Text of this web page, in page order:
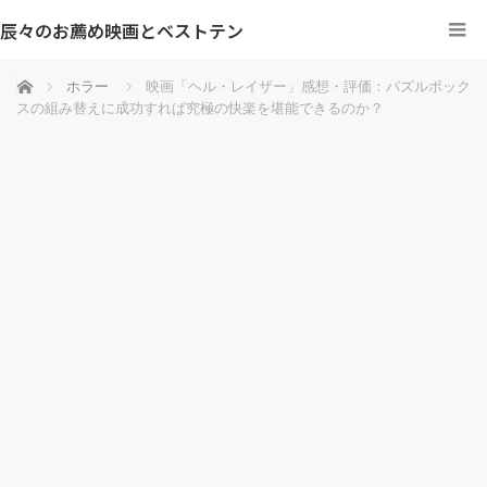
辰々のお薦め映画とベストテン
ホーム ホラー
映画「ヘル・レイザー」感想・評価：パズルボック
スの組み替えに成功すれば究極の快楽を堪能できるのか？